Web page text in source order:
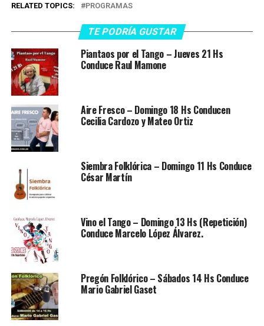
RELATED TOPICS: PROGRAMAS
TE PODRÍA GUSTAR
Piantaos por el Tango – Jueves 21 Hs
Conduce Raul Mamone
Aire Fresco – Domingo 18 Hs Conducen
Cecilia Cardozo y Mateo Ortiz
Siembra Folklórica – Domingo 11 Hs Conduce
César Martín
Vino el Tango – Domingo 13 Hs (Repetición)
Conduce Marcelo López Álvarez.
Pregón Folklórico – Sábados 14 Hs Conduce
Mario Gabriel Gaset